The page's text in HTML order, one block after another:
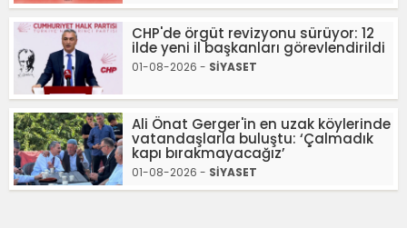
CHP'de örgüt revizyonu sürüyor: 12
ilde yeni il başkanları görevlendirildi
01-08-2026 - SİYASET
Ali Önat Gerger'in en uzak köylerinde
vatandaşlarla buluştu: ‘Çalmadık
kapı bırakmayacağız’
01-08-2026 - SİYASET